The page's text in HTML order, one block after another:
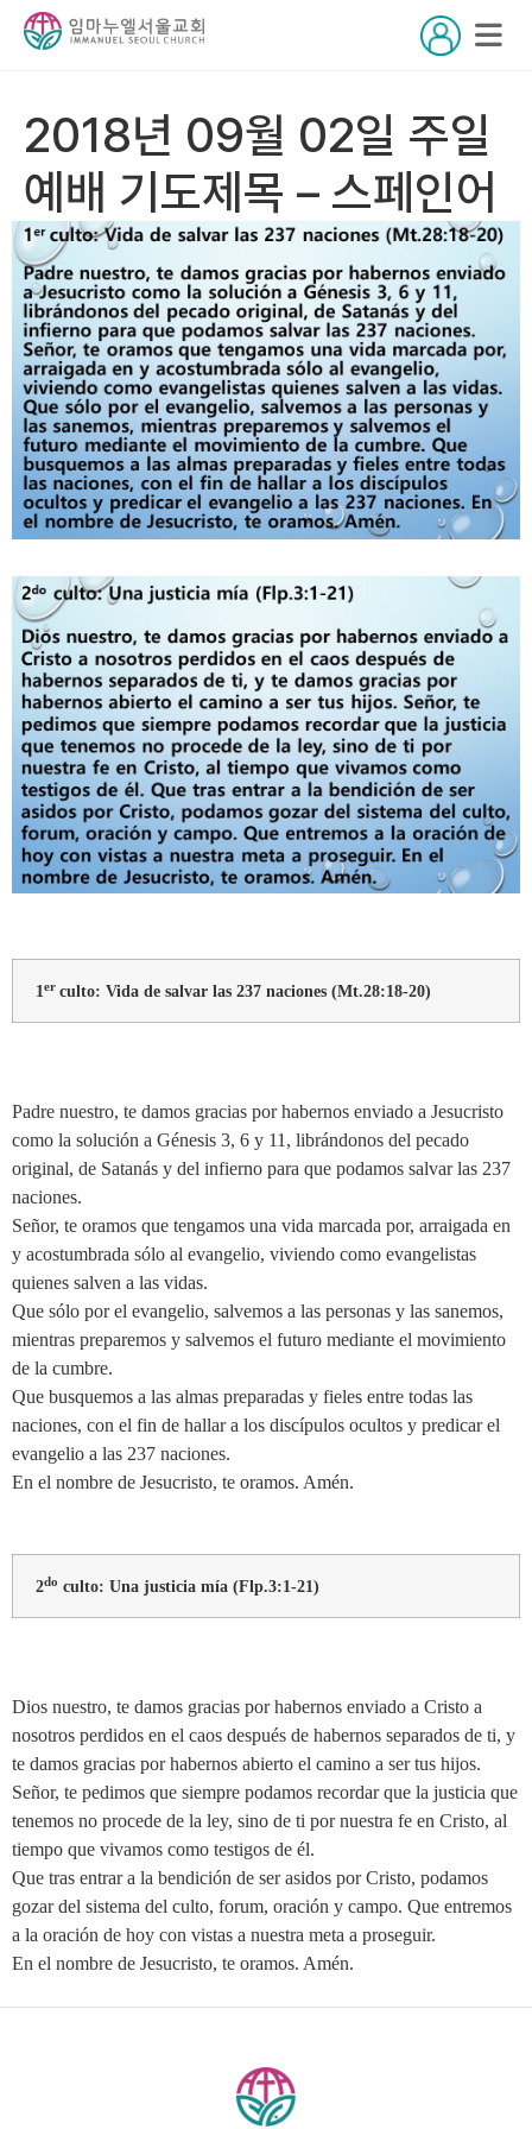
2018년 09월 02일 주일
예배 기도제목 – 스페인어
1er culto: Vida de salvar las 237 naciones (Mt.28:18-20)
Padre nuestro, te damos gracias por habernos enviado a Jesucristo
como la solución a Génesis 3, 6 y 11, librándonos del pecado
original, de Satanás y del infierno para que podamos salvar las 237
naciones.
Señor, te oramos que tengamos una vida marcada por, arraigada en
y acostumbrada sólo al evangelio, viviendo como evangelistas
quienes salven a las vidas.
Que sólo por el evangelio, salvemos a las personas y las sanemos,
mientras preparemos y salvemos el futuro mediante el movimiento
de la cumbre.
Que busquemos a las almas preparadas y fieles entre todas las
naciones, con el fin de hallar a los discípulos ocultos y predicar el
evangelio a las 237 naciones.
En el nombre de Jesucristo, te oramos. Amén.
2do culto: Una justicia mía (Flp.3:1-21)
Dios nuestro, te damos gracias por habernos enviado a Cristo a
nosotros perdidos en el caos después de habernos separados de ti, y
te damos gracias por habernos abierto el camino a ser tus hijos.
Señor, te pedimos que siempre podamos recordar que la justicia que
tenemos no procede de la ley, sino de ti por nuestra fe en Cristo, al
tiempo que vivamos como testigos de él.
Que tras entrar a la bendición de ser asidos por Cristo, podamos
gozar del sistema del culto, forum, oración y campo. Que entremos
a la oración de hoy con vistas a nuestra meta a proseguir.
En el nombre de Jesucristo, te oramos. Amén.